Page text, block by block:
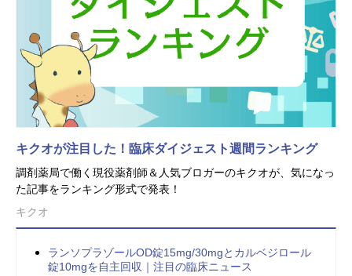
キクオが注目した！臨床ダイジェスト週間ランキング
調剤薬局で働く現役薬剤師＆人気ブロガーのキクオが、気になっ
た記事をランキング形式で発表！
キクオ
ランソプラゾールOD錠15mg/30mgとカルベジロール
錠10mgを自主回収｜注目の臨床ニュース